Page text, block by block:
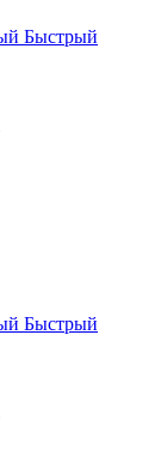
Быстрый
Быстрый